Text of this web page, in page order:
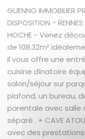
GUENNO IMMOBILIER
DISPOSITION -
HOCHE - Venez
de 108.32m²
Il vous offre une
cuisine dînatoire
salon/séjour sur
plafond, un bureau,
parentale avec salle
séparé . + CAVE
avec des